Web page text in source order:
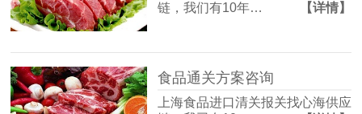
链，我们有10年…
【详情】
食品通关方案咨询
上海食品进口清关报关找心海供应